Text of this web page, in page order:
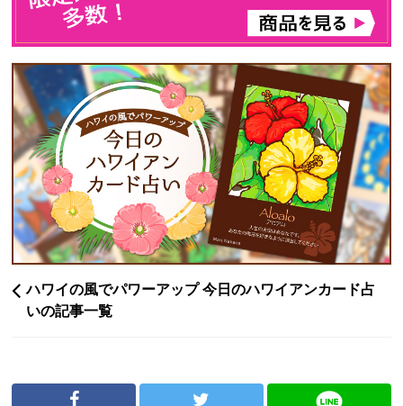
ハワイの風でパワーアップ 今日のハワイアンカード占
いの記事一覧